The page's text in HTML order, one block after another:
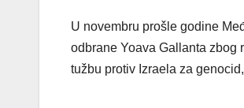
U novembru prošle godine
odbrane Yoava Gallanta zbog
tužbu protiv Izraela za